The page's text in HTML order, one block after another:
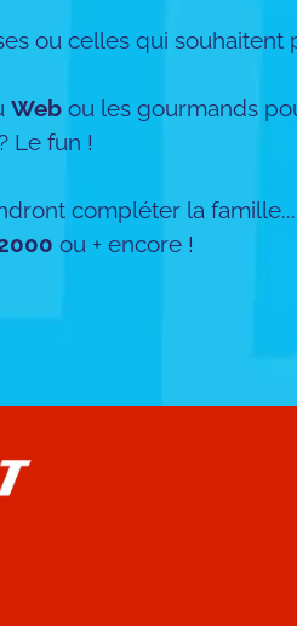
ou celles qui souhaitent
Webou les gourmands
Le fun !
compléter la
ou + encore !